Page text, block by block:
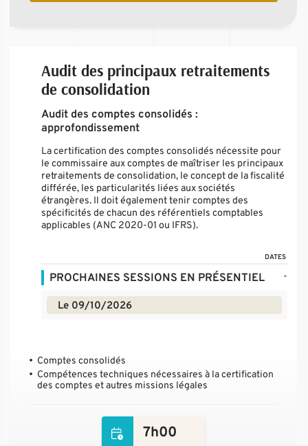
Audit des principaux retraitements
de consolidation
Audit des comptes consolidés :
approfondissement
La certification des comptes consolidés nécessite pour
le commissaire aux comptes de maîtriser les principaux
retraitements de consolidation, le concept de la fiscalité
différée, les particularités liées aux sociétés
étrangères. Il doit également tenir comptes des
spécificités de chacun des référentiels comptables
applicables (ANC 2020-01 ou IFRS).
DATES
PROCHAINES SESSIONS EN PRÉSENTIEL -
Le 09/10/2026
Comptes consolidés
Compétences techniques nécessaires à la certification
des comptes et autres missions légales
7h00